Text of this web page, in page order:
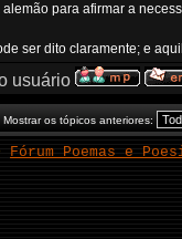
para afirmar a
ser dito claramente; e
Mostrar os tópicos anteriores:
Fórum Poemas e